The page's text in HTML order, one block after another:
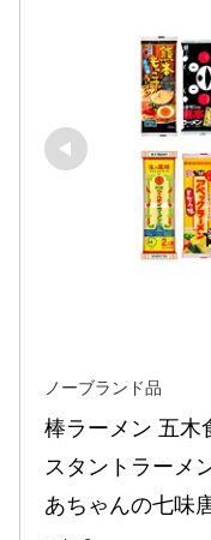
ノーブランド品
棒ラーメン 五木
スタントラーメ
あちゃんの七味